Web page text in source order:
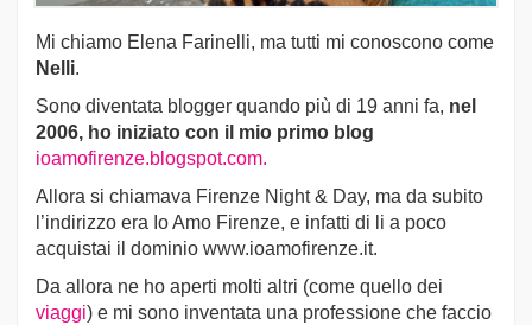
Mi chiamo Elena Farinelli, ma tutti mi conoscono come
Nelli.
Sono diventata blogger quando più di 19 anni fa, nel
2006, ho iniziato con il mio primo blog
ioamofirenze.blogspot.com.
Allora si chiamava Firenze Night & Day, ma da subito
l’indirizzo era Io Amo Firenze, e infatti di li a poco
acquistai il dominio www.ioamofirenze.it.
Da allora ne ho aperti molti altri (come quello dei
viaggi) e mi sono inventata una professione che faccio